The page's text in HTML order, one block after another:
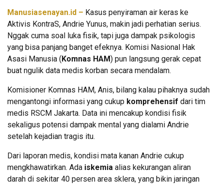
Manusiasenayan.id – Kasus penyiraman air keras ke
Aktivis KontraS, Andrie Yunus, makin jadi perhatian serius.
Nggak cuma soal luka fisik, tapi juga dampak psikologis
yang bisa panjang banget efeknya. Komisi Nasional Hak
Asasi Manusia (Komnas HAM) pun langsung gerak cepat
buat ngulik data medis korban secara mendalam.
Komisioner Komnas HAM, Anis, bilang kalau pihaknya sudah
mengantongi informasi yang cukup komprehensif dari tim
medis RSCM Jakarta. Data ini mencakup kondisi fisik
sekaligus potensi dampak mental yang dialami Andrie
setelah kejadian tragis itu.
Dari laporan medis, kondisi mata kanan Andrie cukup
mengkhawatirkan. Ada iskemia alias kekurangan aliran
darah di sekitar 40 persen area sklera, yang bikin jaringan